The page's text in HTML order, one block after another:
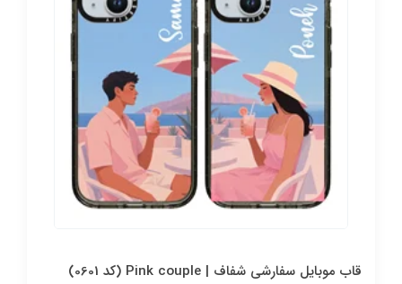
قاب موبایل سفارشی شفاف | Pink couple (کد 0601)